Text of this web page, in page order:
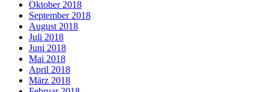
Oktober 2018
September 2018
August 2018
Juli 2018
Juni 2018
Mai 2018
April 2018
März 2018